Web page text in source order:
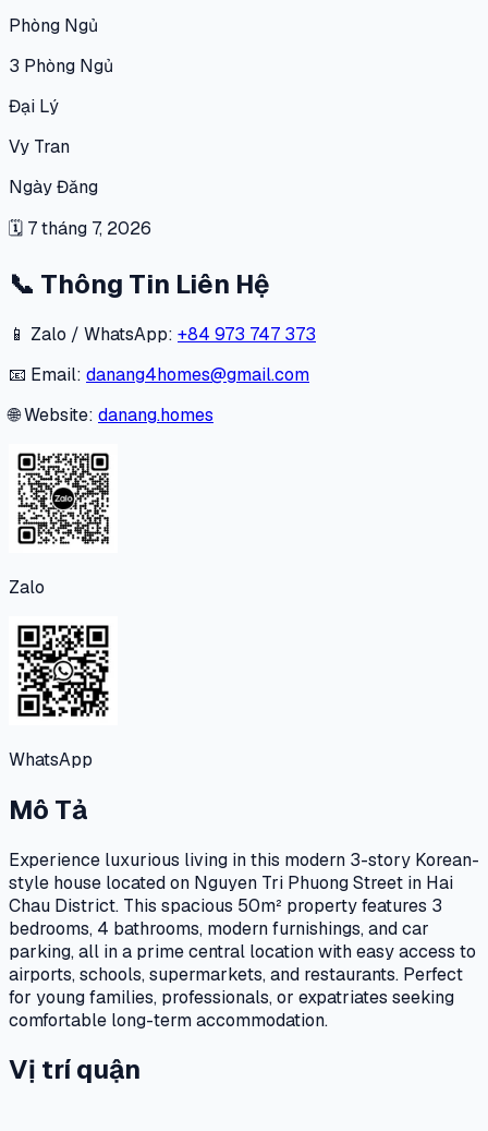
Phòng Ngủ
3 Phòng Ngủ
Đại Lý
Vy Tran
Ngày Đăng
🗓 7 tháng 7, 2026
📞 Thông Tin Liên Hệ
📱 Zalo / WhatsApp: +84 973 747 373
📧 Email: danang4homes@gmail.com
🌐 Website: danang.homes
Zalo
WhatsApp
Mô Tả
Experience luxurious living in this modern 3-story Korean-
style house located on Nguyen Tri Phuong Street in Hai
Chau District. This spacious 50m² property features 3
bedrooms, 4 bathrooms, modern furnishings, and car
parking, all in a prime central location with easy access to
airports, schools, supermarkets, and restaurants. Perfect
for young families, professionals, or expatriates seeking
comfortable long-term accommodation.
Vị trí quận